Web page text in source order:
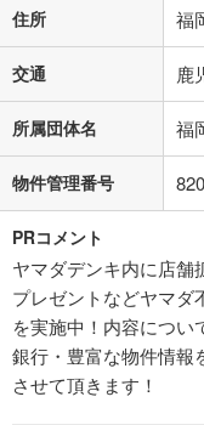
住所 福
交通 鹿
所属団体名 福
物件管理番号
PRコメント
ヤマダデンキ内に店舗
プレゼントなどヤマダ
を実施中！内容につい
銀行・豊富な物件情報
させて頂きます！